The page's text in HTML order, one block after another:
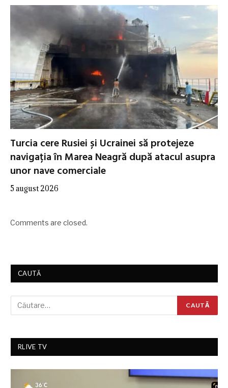
Turcia cere Rusiei și Ucrainei să protejeze
navigația în Marea Neagră după atacul asupra
unor nave comerciale
5 august 2026
Comments are closed.
CAUTĂ
RLIVE TV